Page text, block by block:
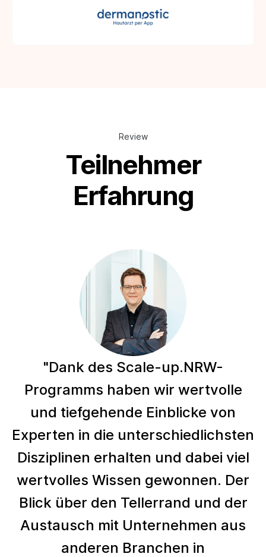
Review
Teilnehmer
Erfahrung
"Dank des Scale-up.NRW-
Programms haben wir wertvolle
und tiefgehende Einblicke von
Experten in die unterschiedlichsten
Disziplinen erhalten und dabei viel
wertvolles Wissen gewonnen. Der
Blick über den Tellerrand und der
Austausch mit Unternehmen aus
anderen Branchen in